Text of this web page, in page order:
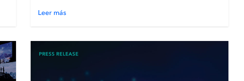
transmisión y streaming se
Leer más